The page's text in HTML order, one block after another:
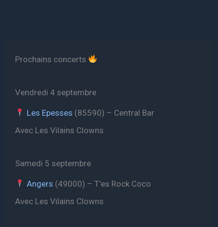
Prochains concerts
Vendredi 4 septembre
Les Epesses (85590) – Central Bar
Avec Les Vilains Clowns
Samedi 5 septembre
Angers (49000) – T'es Rock Coco
Avec Les Vilains Clowns